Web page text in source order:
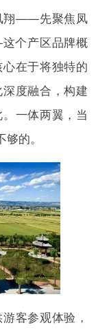
翔——先聚焦凤
个产区品牌概
在于将独特的
度融合，构建
一体两翼，当
的。
客参观体验，